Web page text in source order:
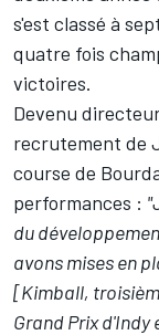
s'est classé à
quatre fois
victoires.
Devenu
recrutement de
course de
performances :
du
avons mises en
[Kimball,
Grand Prix